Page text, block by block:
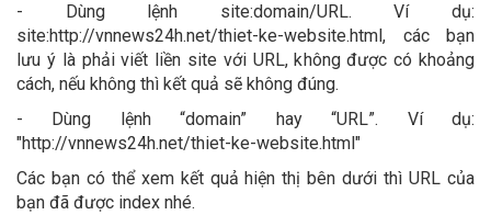
- Dùng lệnh site:domain/URL. Ví dụ:
site:http://vnnews24h.net/thiet-ke-website.html, các bạn
lưu ý là phải viết liền site với URL, không được có khoảng
cách, nếu không thì kết quả sẽ không đúng.
- Dùng lệnh “domain” hay “URL”. Ví dụ:
"http://vnnews24h.net/thiet-ke-website.html"
Các bạn có thể xem kết quả hiện thị bên dưới thì URL của
bạn đã được index nhé.